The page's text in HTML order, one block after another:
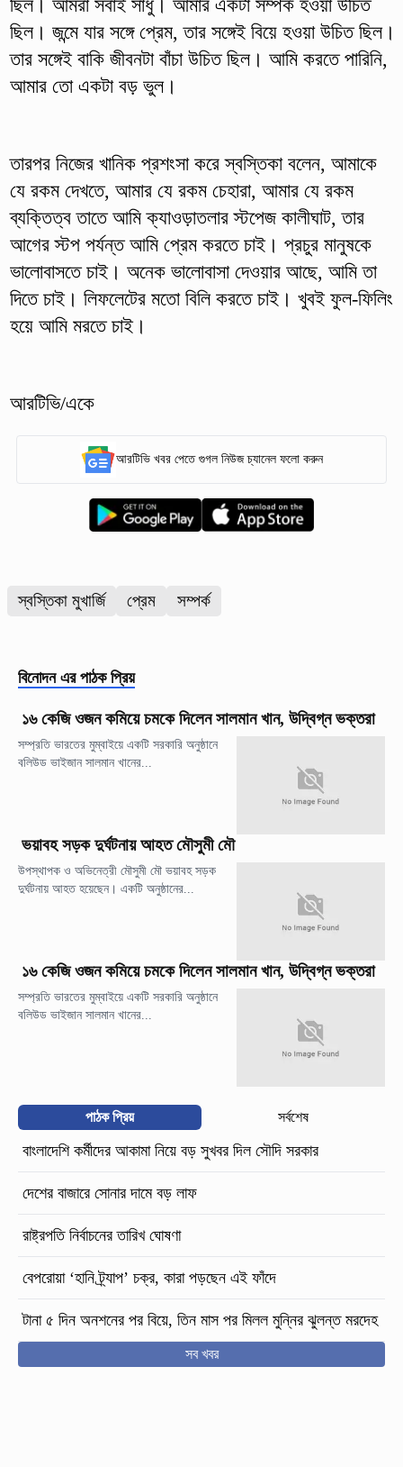
ছিল। আমরা সবাই সাধু। আমার একটা সম্পর্ক হওয়া উচিত
ছিল। জন্মে যার সঙ্গে প্রেম, তার সঙ্গেই বিয়ে হওয়া উচিত ছিল।
তার সঙ্গেই বাকি জীবনটা বাঁচা উচিত ছিল। আমি করতে পারিনি,
আমার তো একটা বড় ভুল।
তারপর নিজের খানিক প্রশংসা করে স্বস্তিকা বলেন, আমাকে
যে রকম দেখতে, আমার যে রকম চেহারা, আমার যে রকম
ব্যক্তিত্ব তাতে আমি ক্যাওড়াতলার স্টপেজ কালীঘাট, তার
আগের স্টপ পর্যন্ত আমি প্রেম করতে চাই। প্রচুর মানুষকে
ভালোবাসতে চাই। অনেক ভালোবাসা দেওয়ার আছে, আমি তা
দিতে চাই। লিফলেটের মতো বিলি করতে চাই। খুবই ফুল-ফিলিং
হয়ে আমি মরতে চাই।
আরটিভি/একে
আরটিভি খবর পেতে গুগল নিউজ চ্যানেল ফলো করুন
স্বস্তিকা মুখার্জি প্রেম সম্পর্ক
বিনোদন এর পাঠক প্রিয়
১৬ কেজি ওজন কমিয়ে চমকে দিলেন সালমান খান, উদ্বিগ্ন ভক্তরা
সম্প্রতি ভারতের মুম্বাইয়ে একটি সরকারি অনুষ্ঠানে
বলিউড ভাইজান সালমান খানের...
ভয়াবহ সড়ক দুর্ঘটনায় আহত মৌসুমী মৌ
উপস্থাপক ও অভিনেত্রী মৌসুমী মৌ ভয়াবহ সড়ক
দুর্ঘটনায় আহত হয়েছেন। একটি অনুষ্ঠানের...
১৬ কেজি ওজন কমিয়ে চমকে দিলেন সালমান খান, উদ্বিগ্ন ভক্তরা
সম্প্রতি ভারতের মুম্বাইয়ে একটি সরকারি অনুষ্ঠানে
বলিউড ভাইজান সালমান খানের...
পাঠক প্রিয় সর্বশেষ
বাংলাদেশি কর্মীদের আকামা নিয়ে বড় সুখবর দিল সৌদি সরকার
দেশের বাজারে সোনার দামে বড় লাফ
রাষ্ট্রপতি নির্বাচনের তারিখ ঘোষণা
বেপরোয়া ‘হানি ট্র্যাপ’ চক্র, কারা পড়ছেন এই ফাঁদে
টানা ৫ দিন অনশনের পর বিয়ে, তিন মাস পর মিলল মুন্নির ঝুলন্ত মরদেহ
সব খবর